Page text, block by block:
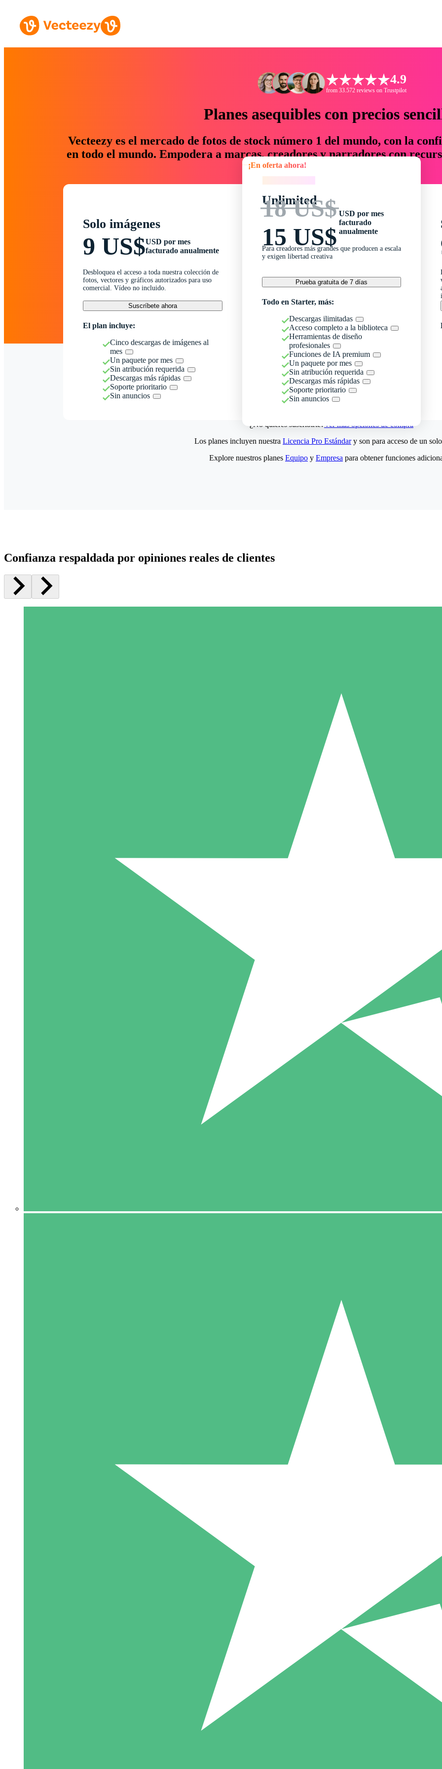
4.9
from 33.572 reviews on Trustpilot
Planes asequibles con precios
Vecteezy es el mercado de fotos de stock número 1 del mundo, con la
en todo el mundo. Empodera a marcas, creadores y narradores con
un 76 % en tiempo y presupuesto.
Solo imágenes
9 US$USD por mes
facturado anualmente
Desbloquea el acceso a toda nuestra colección de
fotos, vectores y gráficos autorizados para uso
comercial. Vídeo no incluido.
Suscríbete ahora
El plan incluye:
Cinco descargas de imágenes al
mes
Un paquete por mes
Sin atribución requerida
Descargas más rápidas
Soporte prioritario
Sin anuncios
¡En oferta ahora!
Unlimited
18 US$
15 US$
USD por mes
facturado
anualmente
Para creadores más grandes que producen a escala
y exigen libertad creativa
Prueba gratuita de 7 días
Todo en Starter, más:
Descargas ilimitadas
Acceso completo a la biblioteca
Herramientas de diseño
profesionales
Funciones de IA premium
Un paquete por mes
Sin atribución requerida
Descargas más rápidas
Soporte prioritario
Sin anuncios
¿No quieres suscribirte?Ver más opciones de compra
5 Descargas
15
Los planes incluyen nuestra Licencia Pro Estándary son para acceso de un
Explore nuestros planes Equipo y Empresa para obtener funciones
Confianza respaldada por opiniones reales de clientes